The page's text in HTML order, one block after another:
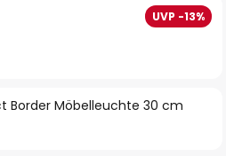
Border Möbelleuchte 30 cm
UVP -13%